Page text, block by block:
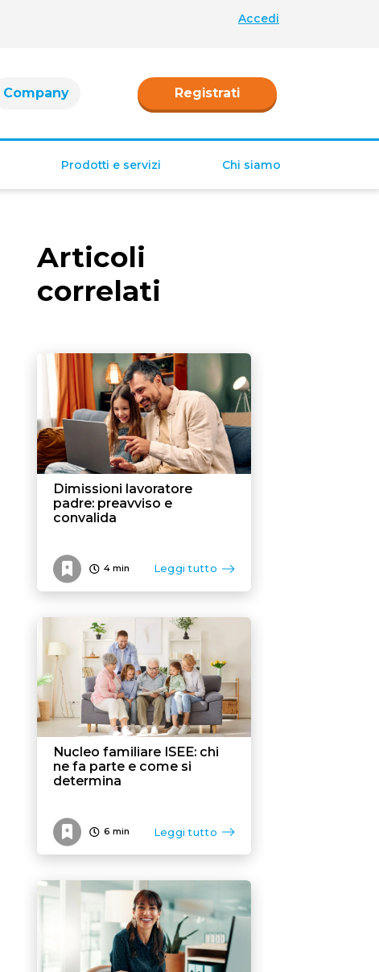
Accedi
Company Registrati
Tredicesima e
TFR
Fringe benefit
Flexible benefit
Prodotti e servizi Chi siamo
Articoli
correlati
Dimissioni lavoratore
padre: preavviso e
convalida
4 min Leggi tutto
Nucleo familiare ISEE: chi
ne fa parte e come si
determina
6 min Leggi tutto